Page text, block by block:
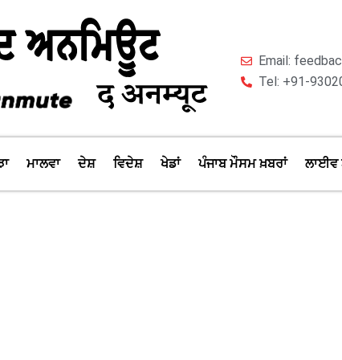
Email:
Tel: +91-
ਮਾਲਵਾ ਦੇਸ਼ ਵਿਦੇਸ਼ ਖੇਡਾਂ ਪੰਜਾਬ ਮੌਸਮ ਖ਼ਬਰਾਂ ਲਾਈਵ